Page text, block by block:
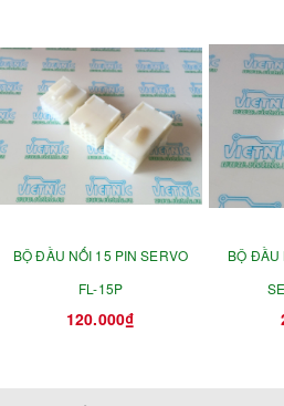
BỘ ĐẦU NỐI 15 PIN SERVO
FL-15P
120.000₫
BỘ ĐẦU